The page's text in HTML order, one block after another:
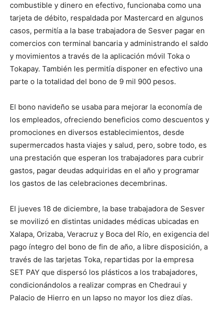
combustible y dinero en efectivo, funcionaba como una
tarjeta de débito, respaldada por Mastercard en algunos
casos, permitía a la base trabajadora de Sesver pagar en
comercios con terminal bancaria y administrando el saldo
y movimientos a través de la aplicación móvil Toka o
Tokapay. También les permitía disponer en efectivo una
parte o la totalidad del bono de 9 mil 900 pesos.
El bono navideño se usaba para mejorar la economía de
los empleados, ofreciendo beneficios como descuentos y
promociones en diversos establecimientos, desde
supermercados hasta viajes y salud, pero, sobre todo, es
una prestación que esperan los trabajadores para cubrir
gastos, pagar deudas adquiridas en el año y programar
los gastos de las celebraciones decembrinas.
El jueves 18 de diciembre, la base trabajadora de Sesver
se movilizó en distintas unidades médicas ubicadas en
Xalapa, Orizaba, Veracruz y Boca del Río, en exigencia del
pago íntegro del bono de fin de año, a libre disposición, a
través de las tarjetas Toka, repartidas por la empresa
SET PAY que dispersó los plásticos a los trabajadores,
condicionándolos a realizar compras en Chedraui y
Palacio de Hierro en un lapso no mayor los diez días.